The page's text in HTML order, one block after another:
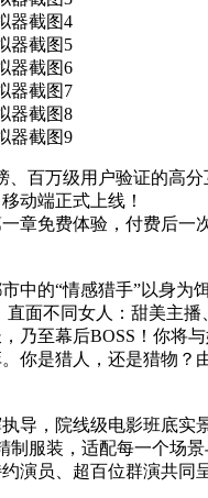
、百万级用户验证的高
动端正式上线！
章免费体验，付费后一
中的“情感猎手”以身为
直面不同女人：甜美主播
乃至幕后BOSS！你将
你是猎人，还是猎物？
导，院线级电影班底实
制服装，适配每一个场景
演员、超百位群演共同